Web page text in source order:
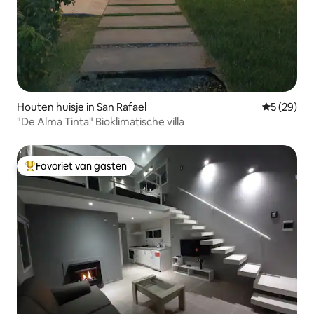
Houten huisje in San Rafael
5 (29)
"De Alma Tinta" Bioklimatische villa
Topfavoriet van gasten
Favoriet van gasten